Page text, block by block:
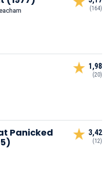
(164)
1,98
(20)
Panicked
3,42
(12)